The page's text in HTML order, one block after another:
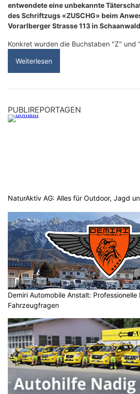
entwendete eine unbekannte
des Schriftzugs «ZUSCHG» beim
Vorarlberger Strasse 113 in
Konkret wurden die Buchstaben "Z" und
Weiterlesen
PUBLIREPORTAGEN
NaturAktiv AG: Alles für Outdoor, Jagd
Demiri Automobile Anstalt:
Fahrzeugfragen